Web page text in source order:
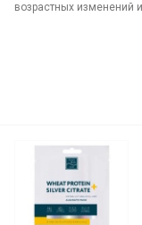
возрастных изменений